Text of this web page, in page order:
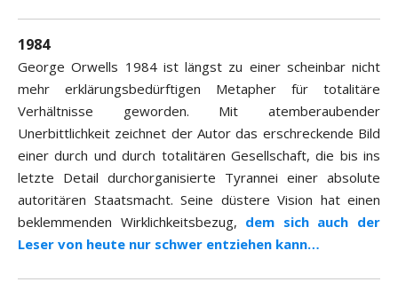
1984
George Orwells 1984 ist längst zu einer scheinbar nicht
mehr erklärungsbedürftigen Metapher für totalitäre
Verhältnisse geworden. Mit atemberaubender
Unerbittlichkeit zeichnet der Autor das erschreckende Bild
einer durch und durch totalitären Gesellschaft, die bis ins
letzte Detail durchorganisierte Tyrannei einer absolute
autoritären Staatsmacht. Seine düstere Vision hat einen
beklemmenden Wirklichkeitsbezug, dem sich auch der
Leser von heute nur schwer entziehen kann…